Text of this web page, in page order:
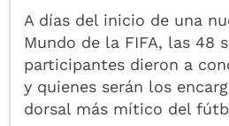
A días del inicio de una
Mundo de la FIFA, las 48
participantes dieron a
y quienes serán los
dorsal más mítico del